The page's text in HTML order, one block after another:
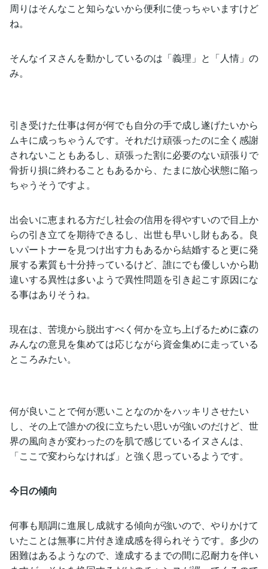
周りはそんなこと知らないから便利に使っちゃいますけど
ね。
そんなイヌさんを動かしているのは「義理」と「人情」の
み。
引き受けた仕事は何が何でも自分の手で成し遂げたいから
ムキに成っちゃうんです。それだけ頑張ったのに全く感謝
されないこともあるし、頑張った割に必要のない頑張りで
骨折り損に終わることもあるから、たまに放心状態に陥っ
ちゃうそうですよ。
出会いに恵まれる方だし社会の信用を得やすいので目上か
らの引き立てを期待できるし、出世も早いし財もある。良
いパートナーを見つけ出す力もあるから結婚すると更に発
展する素質も十分持っているけど、誰にでも優しいから勘
違いする異性は多いようで異性問題を引き起こす原因にな
る事はありそうね。
現在は、苦境から脱出すべく何かを立ち上げるために森の
みんなの意見を集めては応じながら資金集めに走っている
ところみたい。
何が良いことで何が悪いことなのかをハッキリさせたい
し、その上で誰かの役に立ちたい思いが強いのだけど、世
界の風向きが変わったのを肌で感じているイヌさんは、
「ここで変わらなければ」と強く思っているようです。
今日の傾向
何事も順調に進展し成就する傾向が強いので、やりかけて
いたことは無事に片付き達成感を得られそうです。多少の
困難はあるようなので、達成するまでの間に忍耐力を伴い